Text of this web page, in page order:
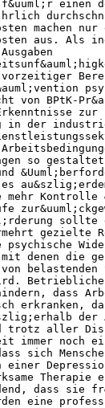
einen
machen nur
aus. Als
vorzeitiger
von BPtK-
zur
in der
so gestaltet
mehr Kontrolle
sollte
gezielte
denen die
von
Betriebliche
dass
erkranken,
trotz aller
immer noch
sich
einer
Therapie
dass sie
eine